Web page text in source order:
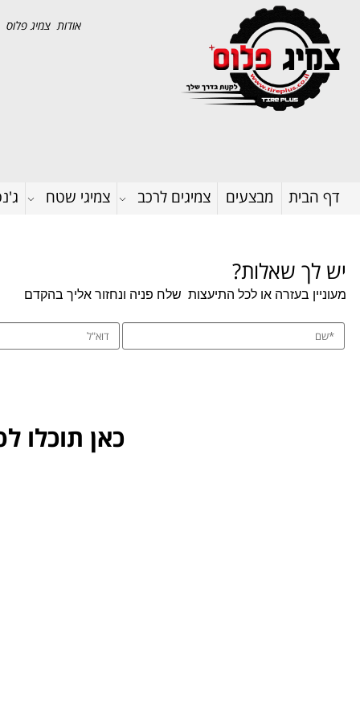
אודות צמיג פלוס
דף הבית מבצעים צמיגים לרכב צמיגי שטח
יש לך שאלות?
מעוניין בעזרה או לכל התיעצות שלח פניה ונחזור אליך בהקדם
כאן תוכלו